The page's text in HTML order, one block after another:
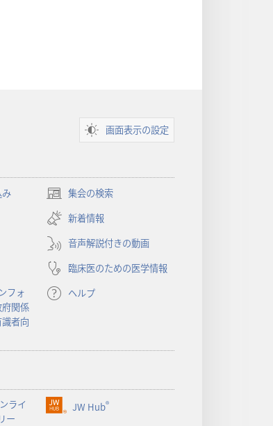
画面表示の設定
集会の検索
（新
し
い
タ
ブ
で
開
く）
新着情報
音声解説付きの動画
臨床医のための医学情報
フォ
関係
者向
ヘルプ
ライ
ー
JW Hub®
（新